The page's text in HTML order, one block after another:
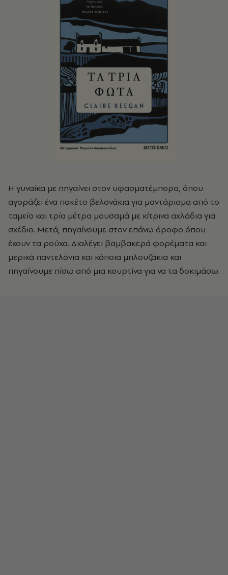
Η γυναίκα με πηγαίνει στον υφασματέμπορα, όπου
αγοράζει ένα πακέτο βελονάκια για μαντάρισμα από το
ταμείο και τρία μέτρα μουσαμά με κίτρινα αχλάδια για
σχέδιο. Μετά, πηγαίνουμε στον επάνω όροφο όπου
έχουν τα ρούχα. Διαλέγει βαμβακερά φορέματα και
μερικά παντελόνια και κάποια μπλουζάκια και
πηγαίνουμε πίσω από μια κουρτίνα για να τα δοκιμάσω.